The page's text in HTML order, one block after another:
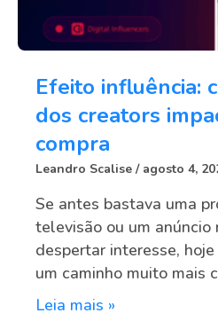
Efeito influência:
dos creators
compra
Leandro Scalise agosto 4,
Se antes bastava uma
televisão ou um anúncio
despertar interesse,
um caminho muito mais
Leia mais »